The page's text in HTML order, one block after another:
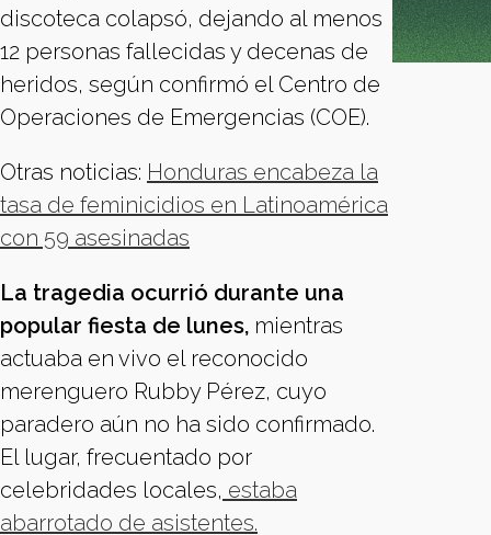
discoteca colapsó, dejando al menos
12 personas fallecidas y decenas de
heridos, según confirmó el Centro de
Operaciones de Emergencias (COE).
Otras noticias: Honduras encabeza la
tasa de feminicidios en Latinoamérica
con 59 asesinadas
La tragedia ocurrió durante una
popular fiesta de lunes, mientras
actuaba en vivo el reconocido
merenguero Rubby Pérez, cuyo
paradero aún no ha sido confirmado.
El lugar, frecuentado por
celebridades locales, estaba
abarrotado de asistentes.